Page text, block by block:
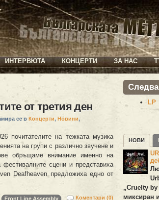
ИНТЕРВЮТА КОНЦЕРТИ ЗА НАС
от третия ден
се в Концерти, Новини,
почитателите на тежката музика
на групи с различно звучене и
обръщаме внимание именно на
сцени и представиха
Deafheaven предложиха едно от
Коментари (0)
Front Line Assembly
LP
НОВИ
„Cruelty by
миксиран